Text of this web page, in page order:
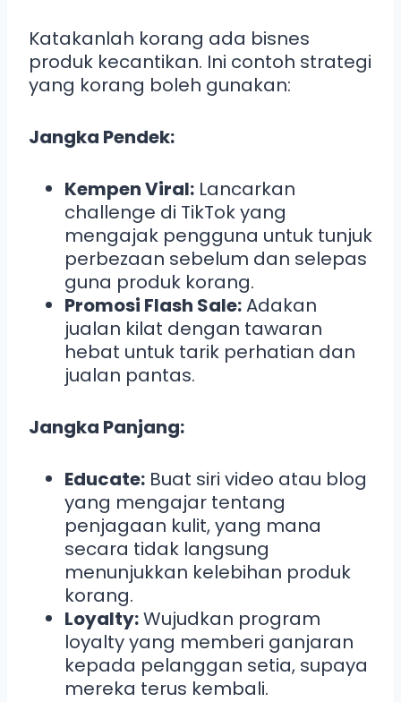
Katakanlah korang ada bisnes
produk kecantikan. Ini contoh strategi
yang korang boleh gunakan:
Jangka Pendek:
Kempen Viral: Lancarkan
challenge di TikTok yang
mengajak pengguna untuk tunjuk
perbezaan sebelum dan selepas
guna produk korang.
Promosi Flash Sale:Adakan
jualan kilat dengan tawaran
hebat untuk tarik perhatian dan
jualan pantas.
Jangka Panjang:
Educate: Buat siri video atau blog
yang mengajar tentang
penjagaan kulit, yang mana
secara tidak langsung
menunjukkan kelebihan produk
korang.
Loyalty:Wujudkan program
loyalty yang memberi ganjaran
kepada pelanggan setia, supaya
mereka terus kembali.